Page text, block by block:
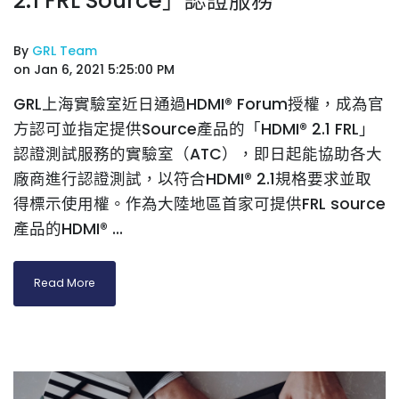
By GRL Team
on Jan 6, 2021 5:25:00 PM
GRL上海實驗室近日通過HDMI® Forum授權，成為官
方認可並指定提供Source產品的「HDMI® 2.1 FRL」
認證測試服務的實驗室（ATC），即日起能協助各大
廠商進行認證測試，以符合HDMI® 2.1規格要求並取
得標示使用權。作為大陸地區首家可提供FRL source
產品的HDMI® ...
Read More